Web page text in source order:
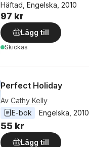
Häftad, Engelska, 2010
97 kr
Lägg till
Skickas
Perfect Holiday
Av Cathy Kelly
E-bok
Engelska 2010
55 kr
Lägg till